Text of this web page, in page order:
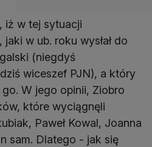
iż w tej sytuacji
w ub. roku wysłał do
(niegdyś
wiceszef PJN), a który
W jego opinii, Ziobro
które wyciągnęli
Paweł Kowal, Joanna
sam. Dlatego - jak się